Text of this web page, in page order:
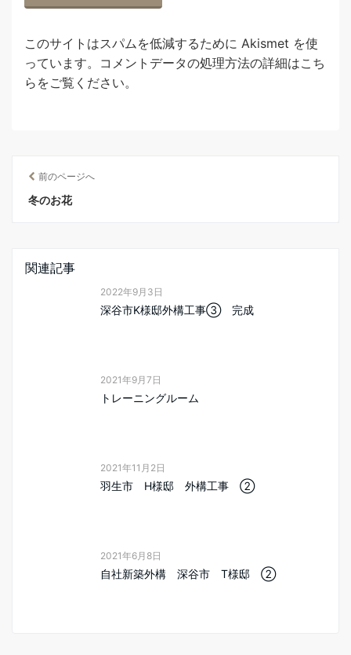
このサイトはスパムを低減するために Akismet を使
っています。 コメントデータの処理方法の詳細はこち
らをご覧ください。
前のページへ
冬のお花
関連記事
2022年9月3日
深谷市K様邸外構工事③ 完成
2021年9月7日
トレーニングルーム
2021年11月2日
羽生市 H様邸 外構工事 ②
2021年6月8日
自社新築外構 深谷市 T様邸 ②